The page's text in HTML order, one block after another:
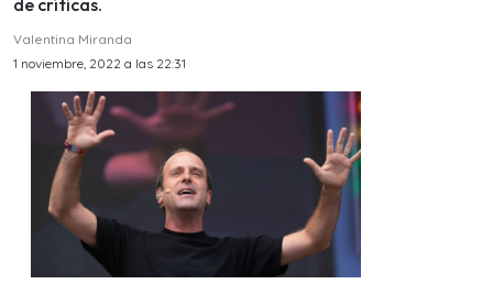
de críticas.
Valentina Miranda
1 noviembre, 2022 a las 22:31